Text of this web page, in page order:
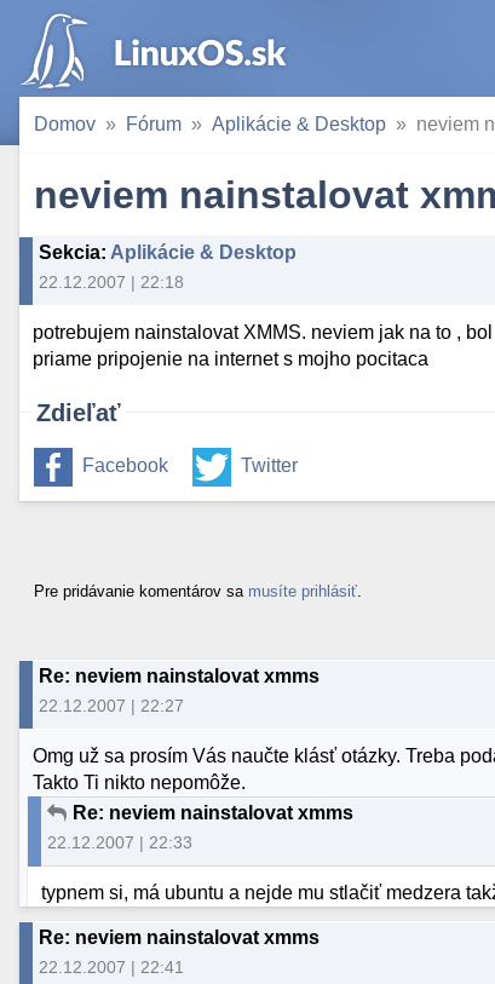
Domov Fórum Aplikácie & Desktop neviem
neviem nainstalovat
Sekcia: Aplikácie & Desktop
22.12.2007 | 22:18
potrebujem nainstalovat XMMS. neviem jak na to ,
priame pripojenie na internet s mojho pocitaca
Zdieľať
Facebook Twitter
Pre pridávanie komentárov sa musíte prihlásiť
Re: neviem nainstalovat xmms
22.12.2007 | 22:27
Omg už sa prosím Vás naučte klásť otázky. Treba
Takto Ti nikto nepomôže.
Re: neviem nainstalovat xmms
22.12.2007 | 22:33
typnem si, má ubuntu a nejde mu stlačiť medzera
Re: neviem nainstalovat xmms
22.12.2007 | 22:41